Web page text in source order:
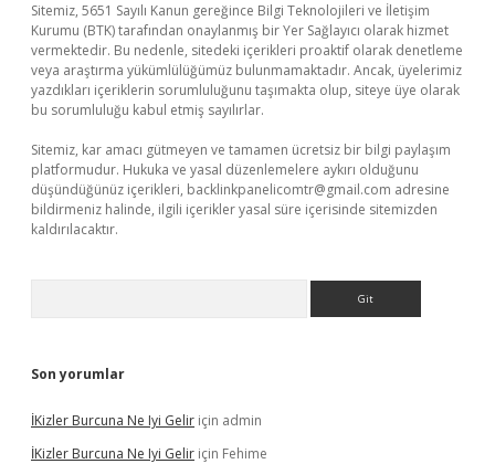
Sitemiz, 5651 Sayılı Kanun gereğince Bilgi Teknolojileri ve İletişim
Kurumu (BTK) tarafından onaylanmış bir Yer Sağlayıcı olarak hizmet
vermektedir. Bu nedenle, sitedeki içerikleri proaktif olarak denetleme
veya araştırma yükümlülüğümüz bulunmamaktadır. Ancak, üyelerimiz
yazdıkları içeriklerin sorumluluğunu taşımakta olup, siteye üye olarak
bu sorumluluğu kabul etmiş sayılırlar.
Sitemiz, kar amacı gütmeyen ve tamamen ücretsiz bir bilgi paylaşım
platformudur. Hukuka ve yasal düzenlemelere aykırı olduğunu
düşündüğünüz içerikleri, backlinkpanelicomtr@gmail.com adresine
bildirmeniz halinde, ilgili içerikler yasal süre içerisinde sitemizden
kaldırılacaktır.
Son yorumlar
İKizler Burcuna Ne Iyi Gelir için admin
İKizler Burcuna Ne Iyi Gelir için Fehime